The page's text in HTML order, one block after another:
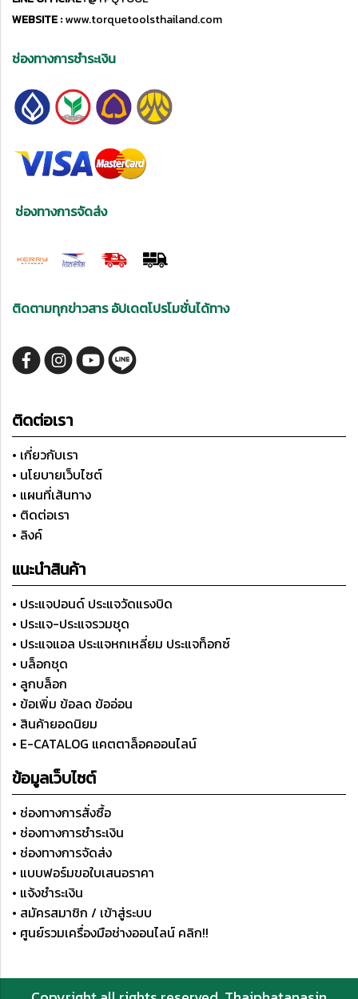
WEBSITE :www.torquetoolsthailand.com
ช่องทางการชำระเงิน
ช่องทางการจัดส่ง
ติดตามทุกข่าวสาร อัปเดตโปรโมชั่นได้ทาง
ติดต่อเรา
• เกี่ยวกับเรา
• นโยบายเว็บไซต์
• แผนที่เส้นทาง
• ติดต่อเรา
• ลิงค์
แนะนำสินค้า
• ประแจปอนด์ ประแจวัดแรงบิด
• ประแจ-ประแจรวมชุด
• ประแจแอล ประแจหกเหลี่ยม ประแจท็อกซ์
• บล็อกชุด
• ลูกบล็อก
• ข้อเพิ่ม ข้อลด ข้ออ่อน
• สินค้ายอดนิยม
• E-CATALOG แคตตาล็อคออนไลน์
ข้อมูลเว็บไซต์
• ช่องทางการสั่งซื้อ
• ช่องทางการชำระเงิน
• ช่องทางการจัดส่ง
• แบบฟอร์มขอใบเสนอราคา
• แจ้งชำระเงิน
• สมัครสมาชิก / เข้าสู่ระบบ
• ศูนย์รวมเครื่องมือช่างออนไลน์ คลิก!!